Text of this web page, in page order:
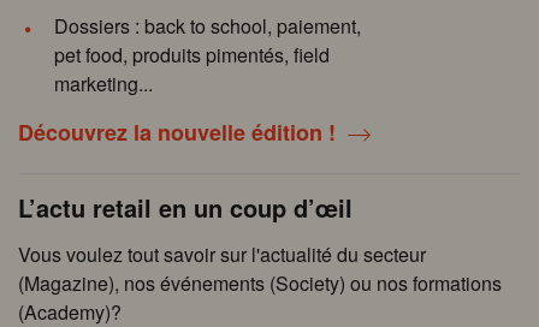
Dossiers : back to school, paiement,
pet food, produits pimentés, field
marketing...
Découvrez la nouvelle édition !
L’actu retail en un coup d’œil
Vous voulez tout savoir sur l'actualité du secteur
(Magazine), nos événements (Society) ou nos formations
(Academy)?